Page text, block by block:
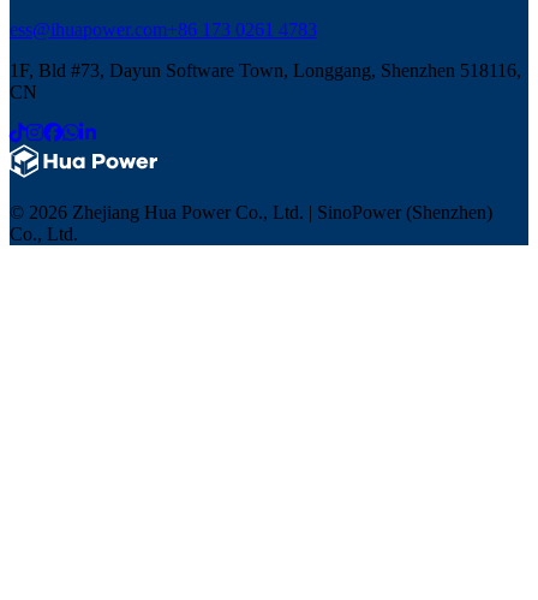
ess@ihuapower.com+86 173 0261 4783
1F, Bld #73, Dayun Software Town, Longgang, Shenzhen 518116,
CN
© 2026 Zhejiang Hua Power Co., Ltd. | SinoPower (Shenzhen)
Co., Ltd.